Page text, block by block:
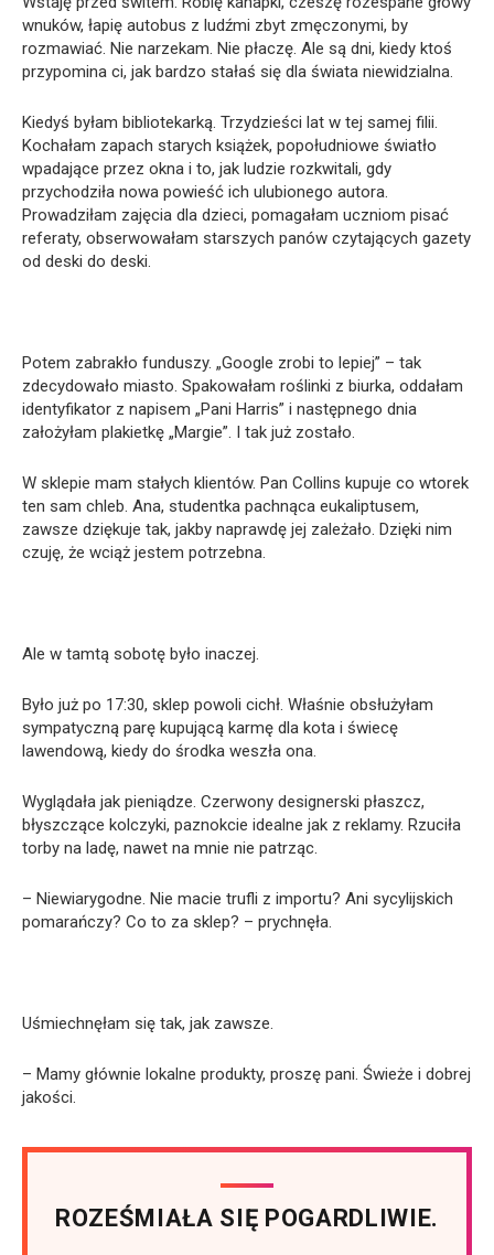
wnuków, łapię autobus z ludźmi zbyt zmęczonymi, by
rozmawiać. Nie narzekam. Nie płaczę. Ale są dni, kiedy ktoś
przypomina ci, jak bardzo stałaś się dla świata niewidzialna.
Kiedyś byłam bibliotekarką. Trzydzieści lat w tej samej filii.
Kochałam zapach starych książek, popołudniowe światło
wpadające przez okna i to, jak ludzie rozkwitali, gdy
przychodziła nowa powieść ich ulubionego autora.
Prowadziłam zajęcia dla dzieci, pomagałam uczniom pisać
referaty, obserwowałam starszych panów czytających gazety
od deski do deski.
Potem zabrakło funduszy. „Google zrobi to lepiej” – tak
zdecydowało miasto. Spakowałam roślinki z biurka, oddałam
identyfikator z napisem „Pani Harris” i następnego dnia
założyłam plakietkę „Margie”. I tak już zostało.
W sklepie mam stałych klientów. Pan Collins kupuje co wtorek
ten sam chleb. Ana, studentka pachnąca eukaliptusem,
zawsze dziękuje tak, jakby naprawdę jej zależało. Dzięki nim
czuję, że wciąż jestem potrzebna.
Ale w tamtą sobotę było inaczej.
Było już po 17:30, sklep powoli cichł. Właśnie obsłużyłam
sympatyczną parę kupującą karmę dla kota i świecę
lawendową, kiedy do środka weszła ona.
Wyglądała jak pieniądze. Czerwony designerski płaszcz,
błyszczące kolczyki, paznokcie idealne jak z reklamy. Rzuciła
torby na ladę, nawet na mnie nie patrząc.
– Niewiarygodne. Nie macie trufli z importu? Ani sycylijskich
pomarańczy? Co to za sklep? – prychnęła.
Uśmiechnęłam się tak, jak zawsze.
– Mamy głównie lokalne produkty, proszę pani. Świeże i dobrej
jakości.
ROZEŚMIAŁA SIĘ POGARDLIWIE.